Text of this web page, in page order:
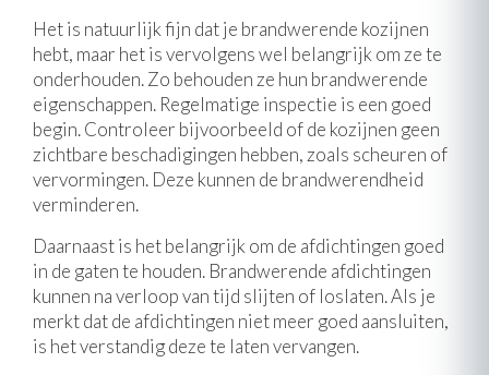
Het is natuurlijk fijn dat je brandwerende kozijnen
hebt, maar het is vervolgens wel belangrijk om ze te
onderhouden. Zo behouden ze hun brandwerende
eigenschappen. Regelmatige inspectie is een goed
begin. Controleer bijvoorbeeld of de kozijnen geen
zichtbare beschadigingen hebben, zoals scheuren of
vervormingen. Deze kunnen de brandwerendheid
verminderen.
Daarnaast is het belangrijk om de afdichtingen goed
in de gaten te houden. Brandwerende afdichtingen
kunnen na verloop van tijd slijten of loslaten. Als je
merkt dat de afdichtingen niet meer goed aansluiten,
is het verstandig deze te laten vervangen.